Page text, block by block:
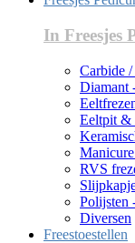
In Freesjes
Carbide /
Diamant
Eeltpit &
RVS
Polijsten
Diversen
Freestoestellen